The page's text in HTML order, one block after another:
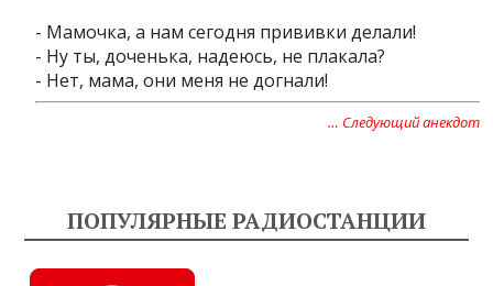
- Мамочка, а нам сегодня прививки делали!
- Ну ты, доченька, надеюсь, не плакала?
- Нет, мама, они меня не догнали!
… Следующий анекдот
ПОПУЛЯРНЫЕ РАДИОСТАНЦИИ